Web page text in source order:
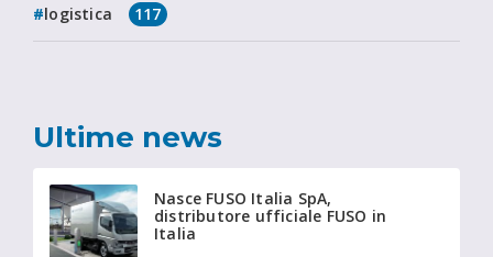
logistica 117
Ultime news
Nasce FUSO Italia SpA,
distributore ufficiale FUSO in
Italia